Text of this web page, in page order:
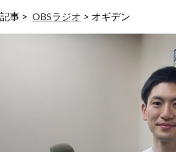
記事 > OBSラジオ > オギデン